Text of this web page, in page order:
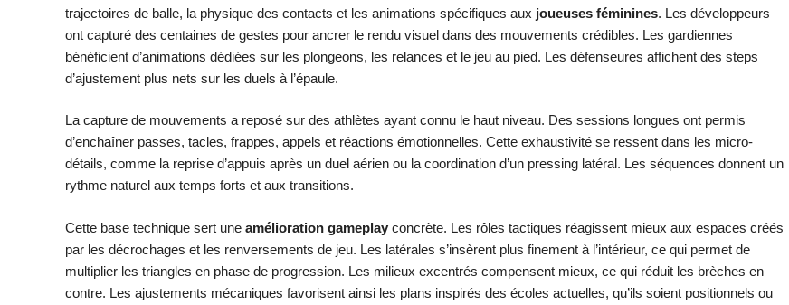
trajectoires de balle, la physique des contacts et les animations spécifiques aux joueuses féminines. Les développeurs
ont capturé des centaines de gestes pour ancrer le rendu visuel dans des mouvements crédibles. Les gardiennes
bénéficient d’animations dédiées sur les plongeons, les relances et le jeu au pied. Les défenseures affichent des steps
d’ajustement plus nets sur les duels à l’épaule.
La capture de mouvements a reposé sur des athlètes ayant connu le haut niveau. Des sessions longues ont permis
d’enchaîner passes, tacles, frappes, appels et réactions émotionnelles. Cette exhaustivité se ressent dans les micro-
détails, comme la reprise d’appuis après un duel aérien ou la coordination d’un pressing latéral. Les séquences donnent un
rythme naturel aux temps forts et aux transitions.
Cette base technique sert une amélioration gameplay concrète. Les rôles tactiques réagissent mieux aux espaces créés
par les décrochages et les renversements de jeu. Les latérales s’insèrent plus finement à l’intérieur, ce qui permet de
multiplier les triangles en phase de progression. Les milieux excentrés compensent mieux, ce qui réduit les brèches en
contre. Les ajustements mécaniques favorisent ainsi les plans inspirés des écoles actuelles, qu’ils soient positionnels ou